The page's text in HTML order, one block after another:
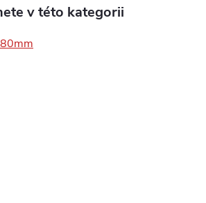
v této kategorii